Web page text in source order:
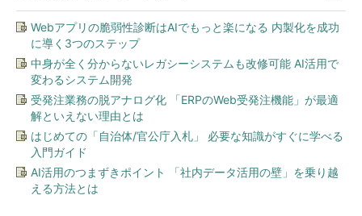
Webアプリの脆弱性診断はAIでもっと楽になる 内製化を成功
に導く3つのステップ
中身が全く分からないレガシーシステムも改修可能 AI活用で
変わるシステム開発
受発注業務の脱アナログ化 「ERPのWeb受発注機能」が最適
解といえない理由とは
はじめての「自治体/官公庁入札」 必要な知識がすぐに学べる
入門ガイド
AI活用のつまずきポイント 「社内データ活用の壁」を乗り越
える方法とは